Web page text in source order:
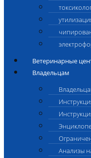
Ветеринарные
Владельцам
Анализы